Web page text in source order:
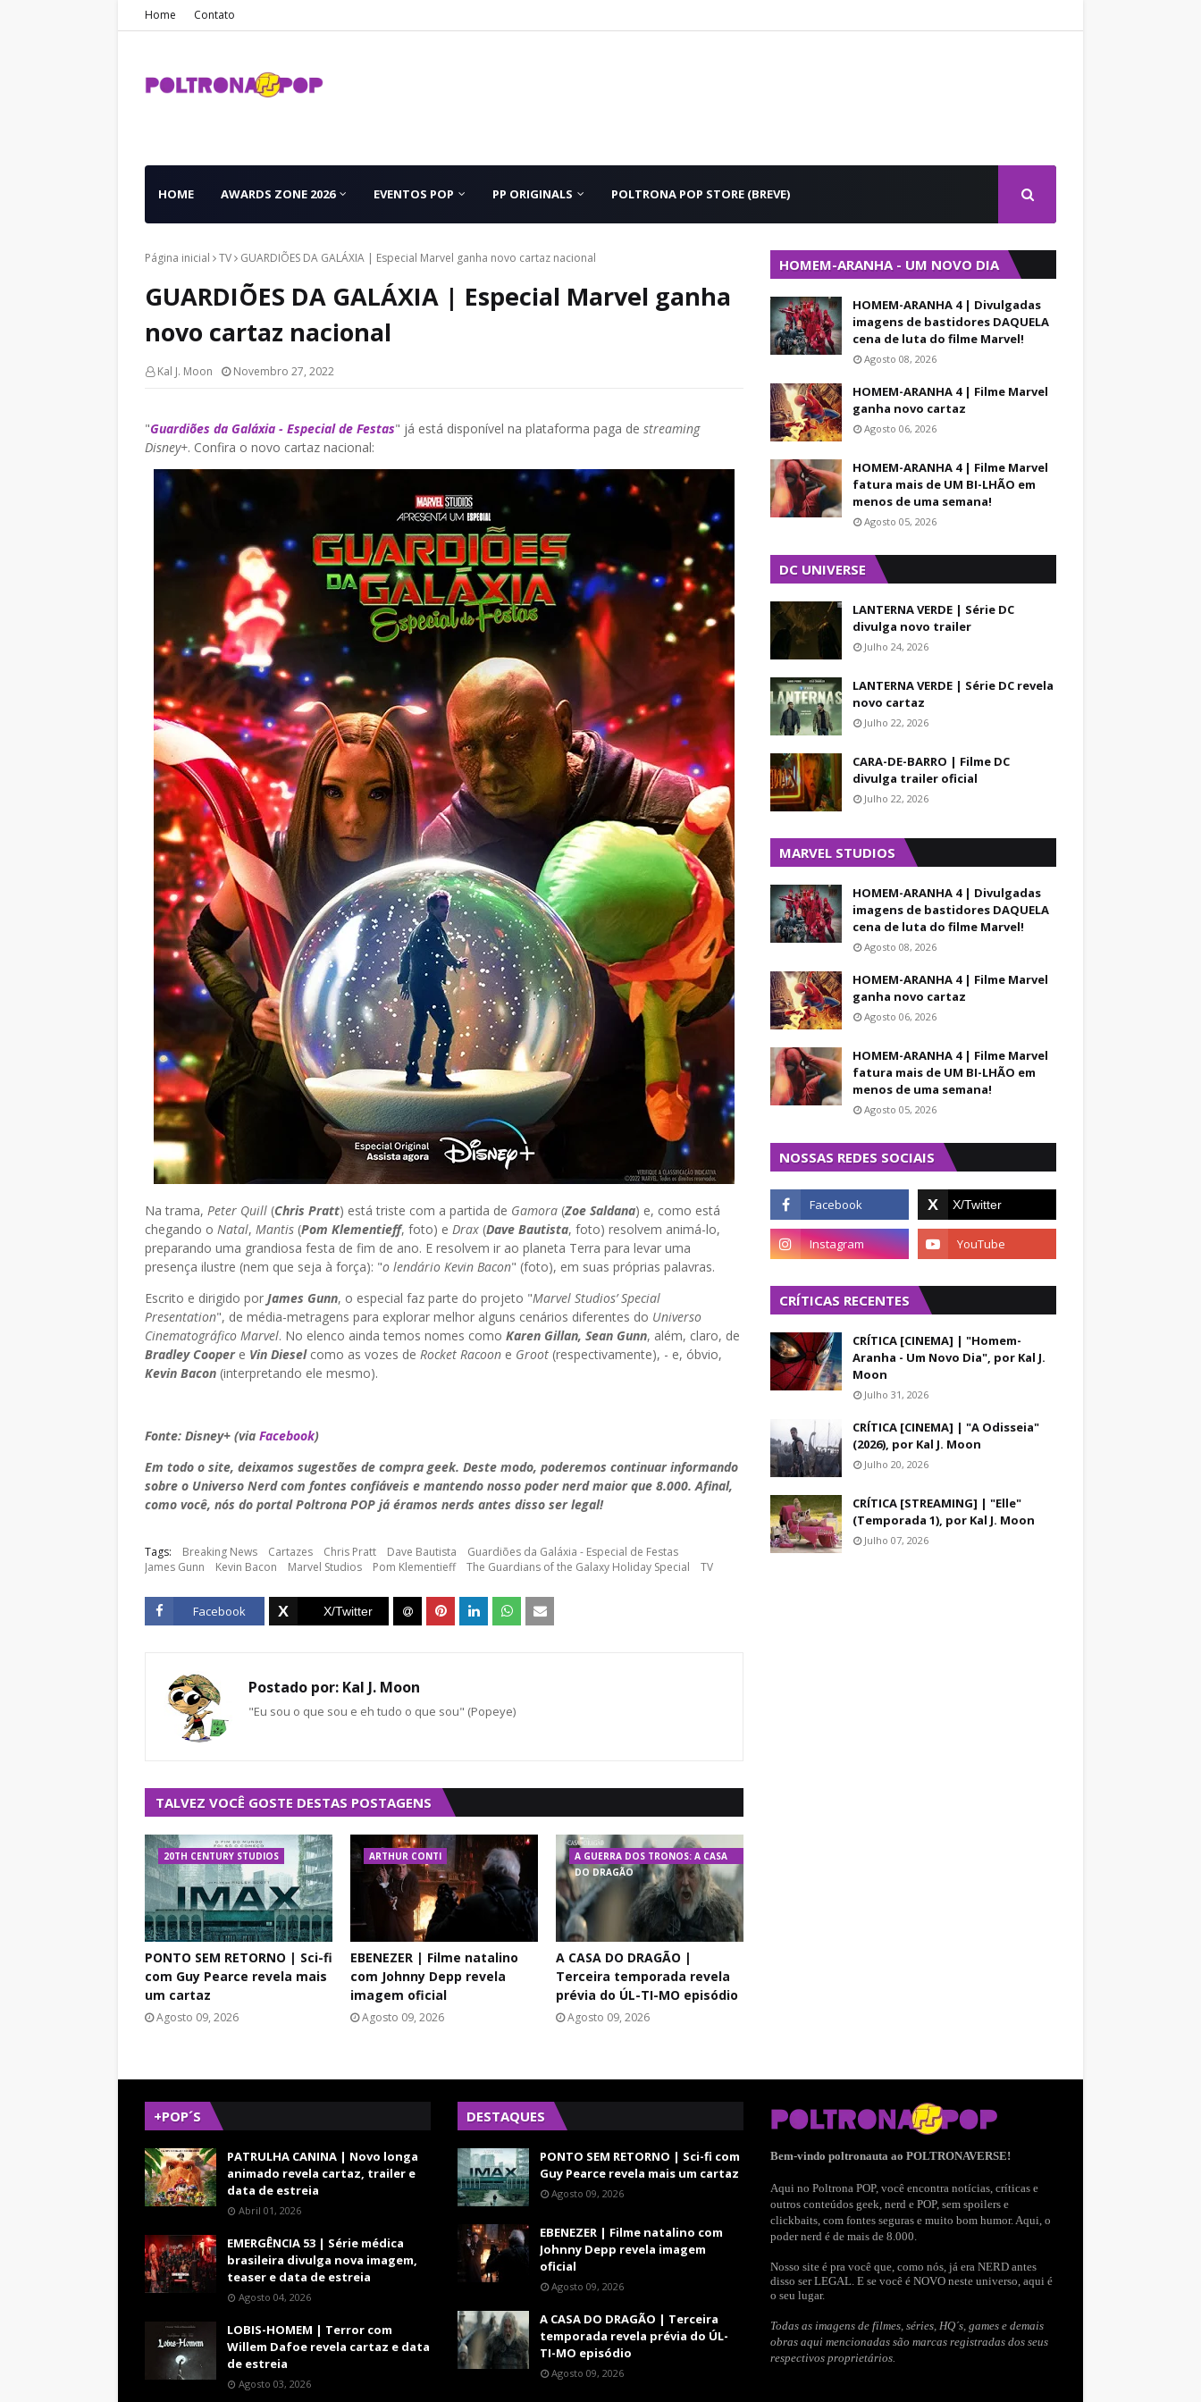
Home Contato
HOME AWARDS ZONE 2026 EVENTOS POP PP ORIGINALS POLTRONA POP STORE (BREVE)
Página inicial TV GUARDIÕES DA GALÁXIA | Especial Marvel ganha novo cartaz nacional
GUARDIÕES DA GALÁXIA | Especial Marvel ganha
novo cartaz nacional
Kal J. Moon Novembro 27, 2022
"Guardiões da Galáxia - Especial de Festas" já está disponível na plataforma paga de streaming
Disney+. Confira o novo cartaz nacional:
Na trama, Peter Quill (Chris Pratt) está triste com a partida de Gamora (Zoe Saldana) e, como está
chegando o Natal, Mantis (Pom Klementieff, foto) e Drax (Dave Bautista, foto) resolvem animá-lo,
preparando uma grandiosa festa de fim de ano. E resolvem ir ao planeta Terra para levar uma
presença ilustre (nem que seja à força): "o lendário Kevin Bacon" (foto), em suas próprias palavras.
Escrito e dirigido por James Gunn, o especial faz parte do projeto "Marvel Studios’ Special
Presentation", de média-metragens para explorar melhor alguns cenários diferentes do Universo
Cinematográfico Marvel. No elenco ainda temos nomes como Karen Gillan, Sean Gunn, além, claro, de
Bradley Cooper e Vin Diesel como as vozes de Rocket Racoon e Groot (respectivamente), - e, óbvio,
Kevin Bacon (interpretando ele mesmo).
Fonte: Disney+ (via Facebook)
Em todo o site, deixamos sugestões de compra geek. Deste modo, poderemos continuar informando
sobre o Universo Nerd com fontes confiáveis e mantendo nosso poder nerd maior que 8.000. Afinal,
como você, nós do portal Poltrona POP já éramos nerds antes disso ser legal!
Tags: Breaking News Cartazes Chris Pratt Dave Bautista
Guardiões da Galáxia - Especial de Festas
James Gunn
Kevin Bacon Marvel Studios Pom Klementieff The Guardians of the Galaxy Holiday Special TV
Facebook
Postado por: Kal J. Moon
"Eu sou o que sou e eh tudo o que sou" (Popeye)
TALVEZ VOCÊ GOSTE DESTAS POSTAGENS
20TH CENTURY STUDIOS
PONTO SEM RETORNO | Sci-fi
com Guy Pearce revela mais
um cartaz
Agosto 09, 2026
ARTHUR CONTI
EBENEZER | Filme natalino
com Johnny Depp revela
imagem oficial
Agosto 09, 2026
A GUERRA DOS TRONOS: A CASA
DO DRAGÃO
A CASA DO DRAGÃO |
Terceira temporada revela
prévia do ÚL-TI-MO episódio
Agosto 09, 2026
HOMEM-ARANHA - UM NOVO DIA
HOMEM-ARANHA 4 | Divulgadas
imagens de bastidores DAQUELA
cena de luta do filme Marvel!
Agosto 08, 2026
HOMEM-ARANHA 4 | Filme Marvel
ganha novo cartaz
Agosto 06, 2026
HOMEM-ARANHA 4 | Filme Marvel
fatura mais de UM BI-LHÃO em
menos de uma semana!
Agosto 05, 2026
DC UNIVERSE
LANTERNA VERDE | Série DC
divulga novo trailer
Julho 24, 2026
LANTERNA VERDE | Série DC revela
novo cartaz
Julho 22, 2026
CARA-DE-BARRO | Filme DC
divulga trailer oficial
Julho 22, 2026
MARVEL STUDIOS
HOMEM-ARANHA 4 | Divulgadas
imagens de bastidores DAQUELA
cena de luta do filme Marvel!
Agosto 08, 2026
HOMEM-ARANHA 4 | Filme Marvel
ganha novo cartaz
Agosto 06, 2026
HOMEM-ARANHA 4 | Filme Marvel
fatura mais de UM BI-LHÃO em
menos de uma semana!
Agosto 05, 2026
NOSSAS REDES SOCIAIS
CRÍTICAS RECENTES
CRÍTICA [CINEMA] | "Homem-
Aranha - Um Novo Dia", por Kal J.
Moon
Julho 31, 2026
CRÍTICA [CINEMA] | "A Odisseia"
(2026), por Kal J. Moon
Julho 20, 2026
CRÍTICA [STREAMING] | "Elle"
(Temporada 1), por Kal J. Moon
Julho 07, 2026
+POP´S
PATRULHA CANINA | Novo longa
animado revela cartaz, trailer e
data de estreia
Abril 01, 2026
EMERGÊNCIA 53 | Série médica
brasileira divulga nova imagem,
teaser e data de estreia
Agosto 04, 2026
LOBIS-HOMEM | Terror com
Willem Dafoe revela cartaz e data
de estreia
Agosto 03, 2026
DESTAQUES
PONTO SEM RETORNO | Sci-fi com
Guy Pearce revela mais um cartaz
Agosto 09, 2026
EBENEZER | Filme natalino com
Johnny Depp revela imagem
oficial
Agosto 09, 2026
A CASA DO DRAGÃO | Terceira
temporada revela prévia do ÚL-
TI-MO episódio
Agosto 09, 2026
Bem-vindo poltronauta ao POLTRONAVERSE!
Aqui no Poltrona POP, você encontra notícias, críticas e
outros conteúdos geek, nerd e POP, sem spoilers e
clickbaits, com fontes seguras e muito bom humor. Aqui, o
poder nerd é de mais de 8.000.
Nosso site é pra você que, como nós, já era NERD antes
disso ser LEGAL. E se você é NOVO neste universo, aqui é
o seu lugar.
Todas as imagens de filmes, séries, HQ´s, games e demais
obras aqui mencionadas são marcas registradas dos seus
respectivos proprietários.